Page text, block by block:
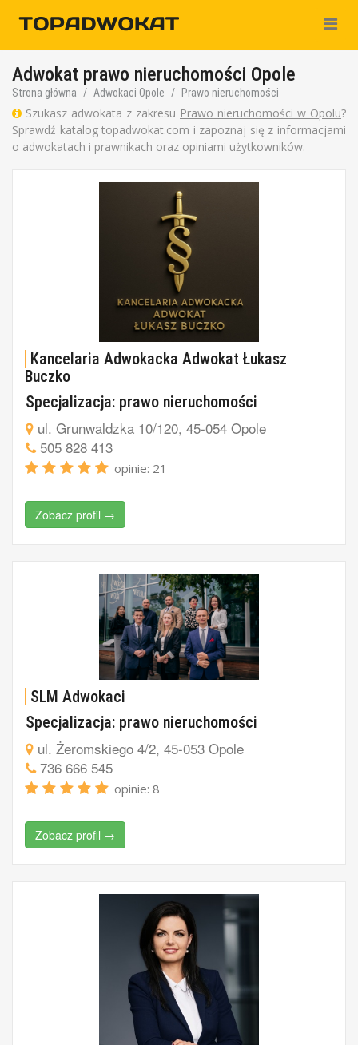
Adwokat prawo nieruchomości Opole
Strona główna Adwokaci Opole Prawo nieruchomości
Szukasz adwokata z zakresu Prawo nieruchomości w Opolu?
Sprawdź katalog topadwokat.com i zapoznaj się z informacjami
o adwokatach i prawnikach oraz opiniami użytkowników.
Kancelaria Adwokacka Adwokat Łukasz
Buczko
Specjalizacja: prawo nieruchomości
ul. Grunwaldzka 10/120, 45-054 Opole
505 828 413
opinie: 21
Zobacz profil →
SLM Adwokaci
Specjalizacja: prawo nieruchomości
ul. Żeromskiego 4/2, 45-053 Opole
736 666 545
opinie: 8
Zobacz profil →